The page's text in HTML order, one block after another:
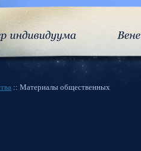
:: Материалы общественных